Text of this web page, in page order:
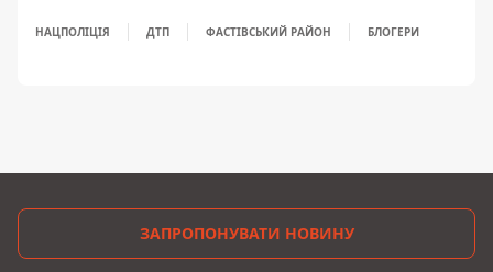
НАЦПОЛІЦІЯ ДТП ФАСТІВСЬКИЙ РАЙОН БЛОГЕРИ
ЗАПРОПОНУВАТИ НОВИНУ